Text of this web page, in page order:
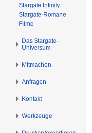
Stargate Infinity
Stargate-Romane
Filme
Das Stargate-
Universum
Mitmachen
Anfragen
Kontakt
Werkzeuge